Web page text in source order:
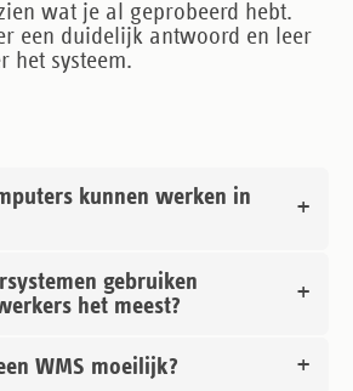
wat je al geprobeerd hebt.
een duidelijk antwoord en leer
het systeem.
kunnen werken in
gebruiken
het meest?
WMS moeilijk?